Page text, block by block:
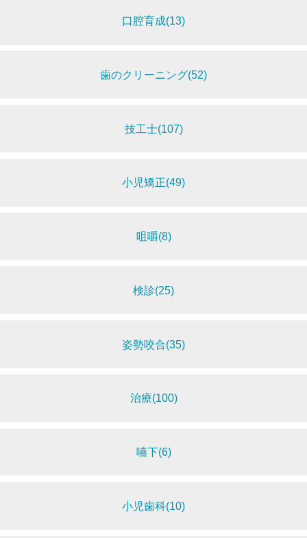
口腔育成(13)
歯のクリーニング(52)
技工士(107)
小児矯正(49)
咀嚼(8)
検診(25)
姿勢咬合(35)
治療(100)
嚥下(6)
小児歯科(10)